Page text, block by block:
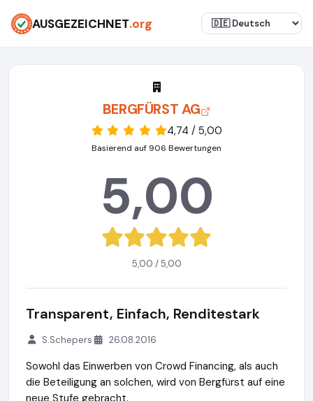
AUSGEZEICHNET.org
BERGFÜRST AG
4,74 / 5,00
Basierend auf 906 Bewertungen
5,00
5,00 / 5,00
Transparent, Einfach, Renditestark
S.Schepers 26.08.2016
Sowohl das Einwerben von Crowd Financing, als auch
die Beteiligung an solchen, wird von Bergfürst auf eine
neue Stufe gebracht.